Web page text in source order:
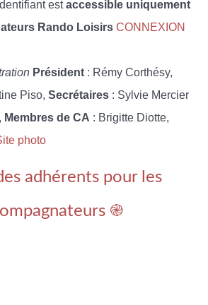
estaccessible uniquement
Rando Loisirs CONNEXION
Président : Rémy Corthésy,
Piso, Secrétaires : Sylvie Mercier
Membres de CA : Brigitte Diotte,
photo
adhérents pour les
֎